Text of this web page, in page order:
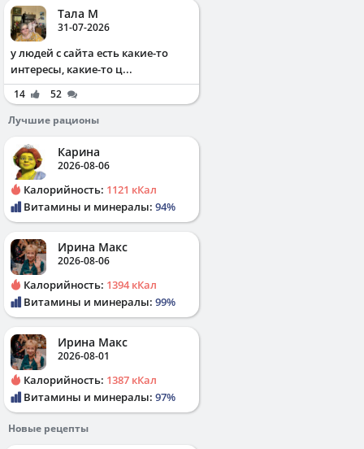
Тала М
31-07-2026
у людей с сайта есть какие-то
интересы, какие-то ц...
14
52
Лучшие рационы
Карина
2026-08-06
Калорийность: 1121 кКал
Витамины и минералы: 94%
Ирина Макс
2026-08-06
Калорийность: 1394 кКал
Витамины и минералы: 99%
Ирина Макс
2026-08-01
Калорийность: 1387 кКал
Витамины и минералы: 97%
Новые рецепты